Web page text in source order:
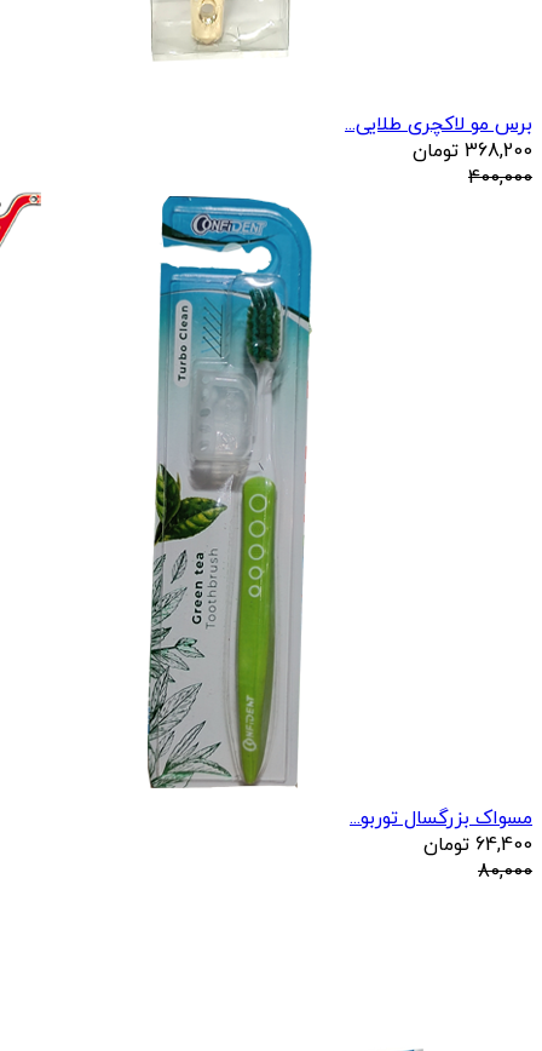
برس مو لاکچری طلایی...
368,200 تومان
400,000
مسواک بزرگسال توربو...
64,400 تومان
80,000